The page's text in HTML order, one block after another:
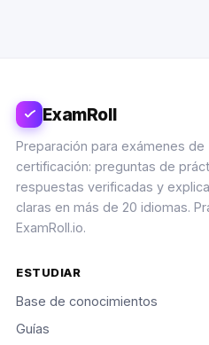
ExamRoll
Preparación para exámenes de
certificación: preguntas de
respuestas verificadas y
claras en más de 20 idiomas.
ExamRoll.io.
ESTUDIAR
Base de conocimientos
Guías